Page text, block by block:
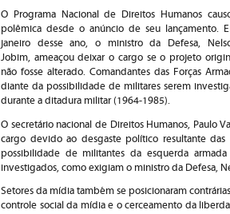
O Programa Nacional de Direitos Humanos
polêmica desde o anúncio de seu lançamento.
janeiro desse ano, o ministro da Defesa,
Jobim, ameaçou deixar o cargo se o projeto
não fosse alterado. Comandantes das Forças
diante da possibilidade de militares serem
durante a ditadura militar (1964-1985).
O secretário nacional de Direitos Humanos, Paulo
cargo devido ao desgaste político resultante
possibilidade de militantes da esquerda
investigados, como exigiam o ministro da Defesa,
Setores da mídia também se posicionaram
controle social da mídia e o cerceamento da